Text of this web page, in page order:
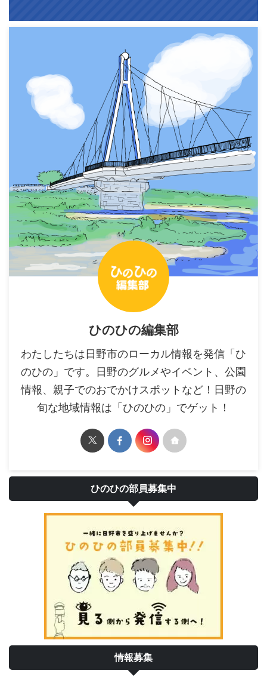
ひのひの編集部
わたしたちは日野市のローカル情報を発信「ひ
のひの」です。日野のグルメやイベント、公園
情報、親子でのおでかけスポットなど！日野の
旬な地域情報は「ひのひの」でゲット！
ひのひの部員募集中
情報募集